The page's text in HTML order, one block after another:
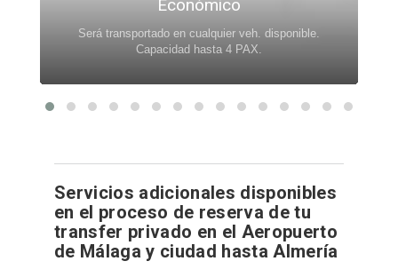
Económico
Será transportado en cualquier veh. disponible.
Capacidad hasta 4 PAX.
Servicios adicionales disponibles
en el proceso de reserva de tu
transfer privado en el Aeropuerto
de Málaga y ciudad hasta Almería